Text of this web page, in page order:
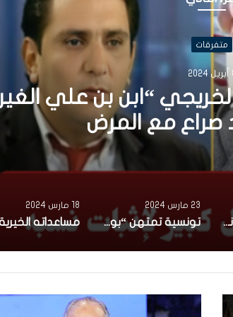
متفرقات
“ابن بن علي الغير
مع المرض
امرأة فرنسية سكرانة في شهر رمضان تتهجّم على عون أمن تونسي.. وبشير الغربي يلقنها درسا(فيديو)
23 مارس 2024
تونسية تمتهن “بوطبيلة” في رمضان : ورثت الخدمة على بابا.. نخدم بذراعي ونصرف على ميمتي (فيديو)
18 مارس 2024